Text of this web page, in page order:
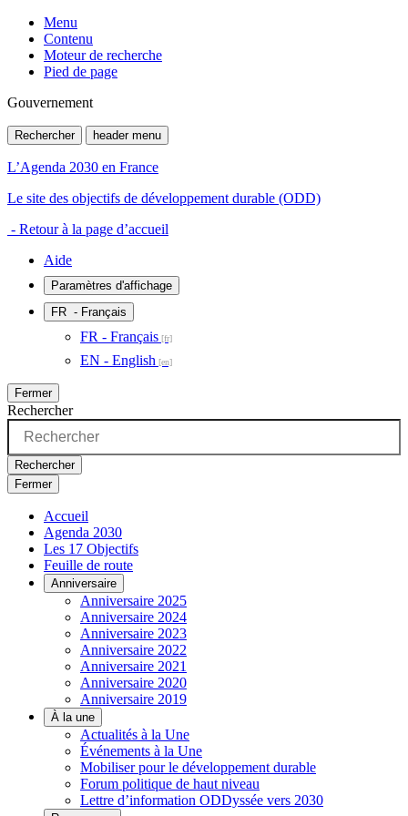
Menu
Contenu
Moteur de recherche
Pied de page
Gouvernement
Rechercher header menu
L’Agenda 2030 en France
Le site des objectifs de développement durable (ODD)
- Retour à la page d’accueil
Aide
Paramètres d'affichage
FR - Français
FR - Français
EN - English
Fermer
Rechercher
Rechercher
Fermer
Accueil
Agenda 2030
Les 17 Objectifs
Feuille de route
Anniversaire
Anniversaire 2025
Anniversaire 2024
Anniversaire 2023
Anniversaire 2022
Anniversaire 2021
Anniversaire 2020
Anniversaire 2019
À la une
Actualités à la Une
Événements à la Une
Mobiliser pour le développement durable
Forum politique de haut niveau
Lettre d’information ODDyssée vers 2030